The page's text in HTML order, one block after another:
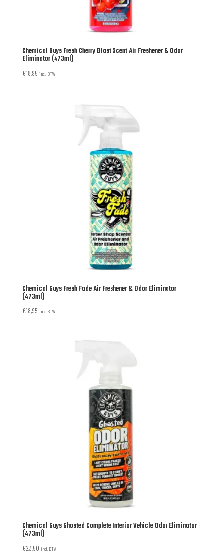
Chemical Guys Fresh Cherry Blast Scent Air Freshener & Odor
Eliminator (473ml)
€18,95 incl. BTW
Chemical Guys Fresh Fade Air Freshener & Odor Eliminator
(473ml)
€18,95 incl. BTW
Chemical Guys Ghosted Complete Interior Vehicle Odor Eliminator
(473ml)
€23,50 incl. BTW